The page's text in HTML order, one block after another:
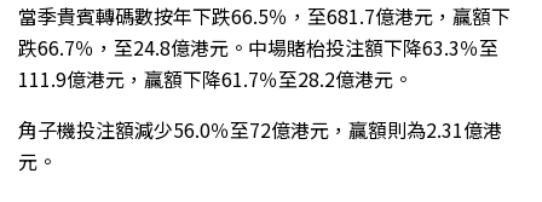
當季貴賓轉碼數按年下跌66.5％，至681.7億港元，贏額下
跌66.7％，至24.8億港元。中場賭枱投注額下降63.3％至
111.9億港元，贏額下降61.7％至28.2億港元。
角子機投注額減少56.0％至72億港元，贏額則為2.31億港
元。